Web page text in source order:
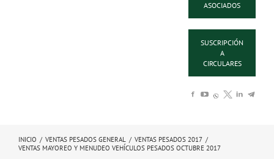
ASOCIADOS
SUSCRIPCIÓN
A
CIRCULARES
INICIO / VENTAS PESADOS GENERAL / VENTAS PESADOS 2017 /
VENTAS MAYOREO Y MENUDEO VEHÍCULOS PESADOS OCTUBRE 2017